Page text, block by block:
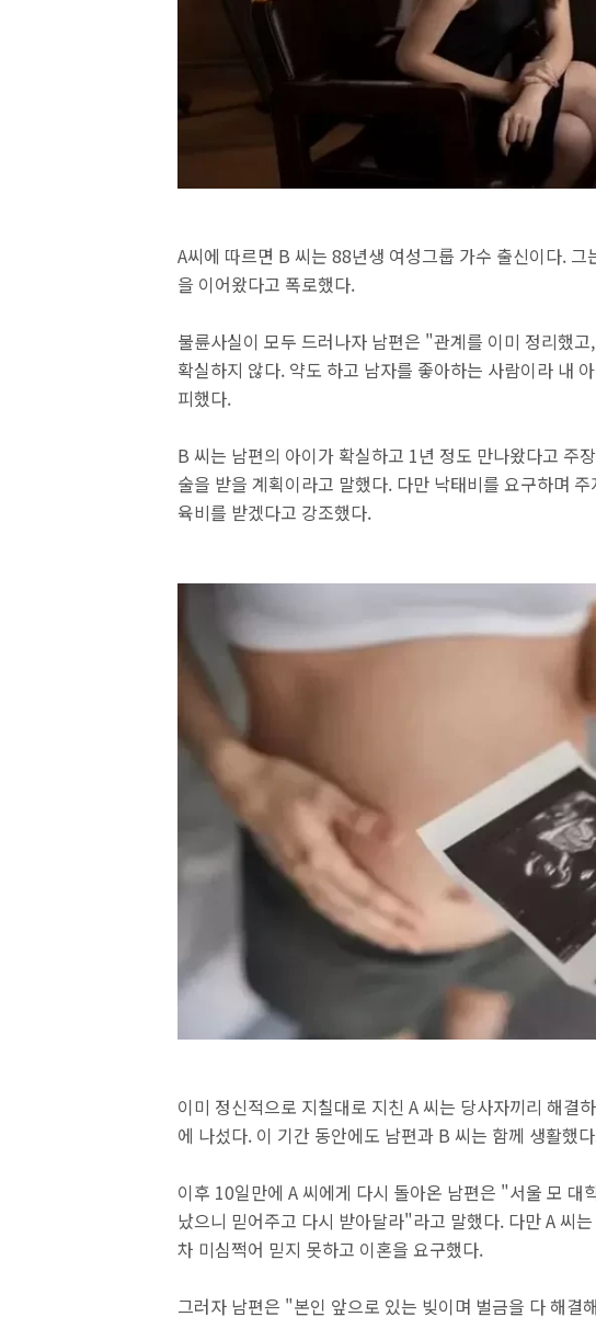
A씨에 따르면 B 씨는 88년생 여성그룹 가수 출신이다.
을 이어왔다고 폭로했다.
불륜사실이 모두 드러나자 남편은 "관계를 이미 정리했
확실하지 않다. 약도 하고 남자를 좋아하는 사람이라 내
피했다.
B 씨는 남편의 아이가 확실하고 1년 정도 만나왔다고 주
술을 받을 계획이라고 말했다. 다만 낙태비를 요구하며
육비를 받겠다고 강조했다.
이미 정신적으로 지칠대로 지친 A 씨는 당사자끼리 해결
에 나섰다. 이 기간 동안에도 남편과 B 씨는 함께 생활했
이후 10일만에 A 씨에게 다시 돌아온 남편은 "서울 모 대
났으니 믿어주고 다시 받아달라"라고 말했다. 다만 A 씨
차 미심쩍어 믿지 못하고 이혼을 요구했다.
그러자 남편은 "본인 앞으로 있는 빚이며 벌금을 다 해결